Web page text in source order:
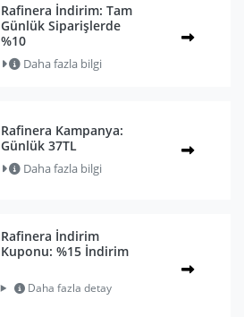
Rafinera İndirim: Tam
Günlük Siparişlerde
%10
Daha fazla bilgi
Rafinera Kampanya:
Günlük 37TL
Daha fazla bilgi
Rafinera İndirim
Kuponu: %15 İndirim
Daha fazla detay